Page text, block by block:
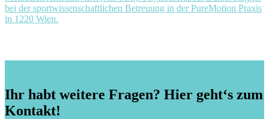
Ihr habt weitere Fragen? Hier geht‘s zum
Kontakt!